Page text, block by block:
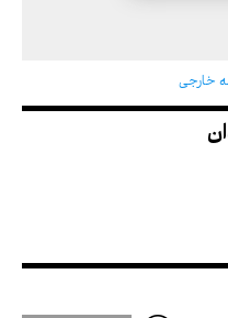
خارجی